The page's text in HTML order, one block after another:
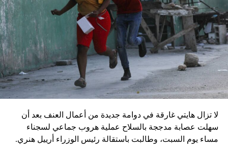
بالمخادع، مؤكدةً أن روسيا ستبقى غارقة في النزاعات طالما أنه
في السلطة.
إقليميّاً، أعلن الجيش البيلاروسي أنّه بدأ مناورة للتحقّق من درجة
استعداد قاذفات الأسلحة النووية التكتيكية، في حين أوضح أمين
مجلس الأمن البيلاروسي ألكسندر فولفوفيتش أنّ هذه المناورة
مرتبطة بإعلان موسكو عن مناورات نووية وستكون «متزامنة»
مع التدريبات الروسية، لافتاً إلى أنّ مناورة مينسك ستشمل على
في السياق، أشار رئيس أركان القوات المسلّحة البيلاروسية
الجنرال فيكتور غوليفيتش إلى أنّه «في إطار هذا الحدث، تمّت
لا تزال هايتي غارقة في دوامة جديدة من أعمال العنف بعد أن
سهلت عصابة مدججة بالسلاح عملية هروب جماعي لسجناء
مساء يوم السبت، وطالبت باستقالة رئيس الوزراء أرييل هنري.